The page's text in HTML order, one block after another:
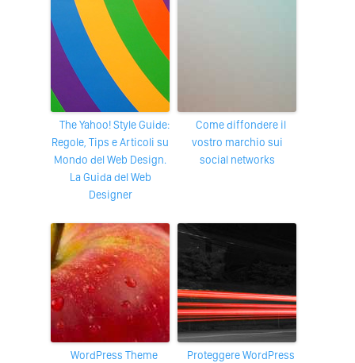
The Yahoo! Style Guide:
Regole, Tips e Articoli su
Mondo del Web Design.
La Guida del Web
Designer
Come diffondere il
vostro marchio sui
social networks
WordPress Theme
proteggere WordPress